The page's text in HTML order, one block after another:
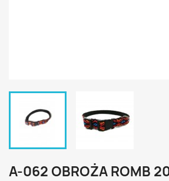
A-062 OBROŻA ROMB